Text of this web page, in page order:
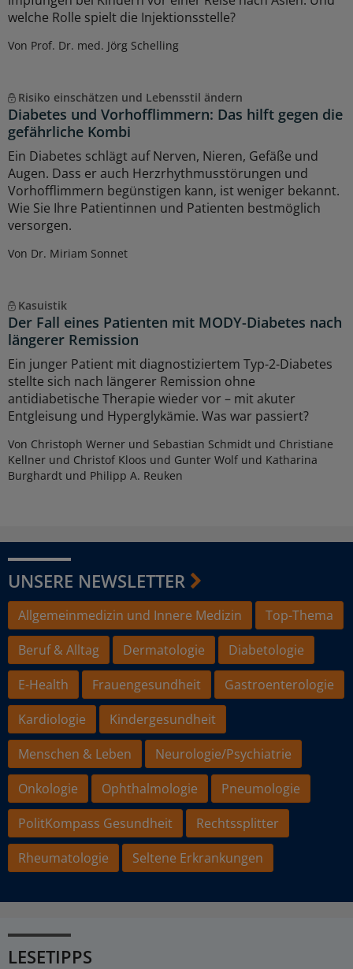
welche Rolle spielt die Injektionsstelle?
Von Prof. Dr. med. Jörg Schelling
Risiko einschätzen und Lebensstil ändern
Diabetes und Vorhofflimmern: Das hilft gegen die
gefährliche Kombi
Ein Diabetes schlägt auf Nerven, Nieren, Gefäße und
Augen. Dass er auch Herzrhythmusstörungen und
Vorhofflimmern begünstigen kann, ist weniger bekannt.
Wie Sie Ihre Patientinnen und Patienten bestmöglich
versorgen.
Von Dr. Miriam Sonnet
Kasuistik
Der Fall eines Patienten mit MODY-Diabetes nach
längerer Remission
Ein junger Patient mit diagnostiziertem Typ-2-Diabetes
stellte sich nach längerer Remission ohne
antidiabetische Therapie wieder vor – mit akuter
Entgleisung und Hyperglykämie. Was war passiert?
Von Christoph Werner und Sebastian Schmidt und Christiane
Kellner und Christof Kloos und Gunter Wolf und Katharina
Burghardt und Philipp A. Reuken
UNSERE NEWSLETTER
Allgemeinmedizin und Innere Medizin
Top-Thema
Beruf & Alltag
Dermatologie
Diabetologie
E-Health
Frauengesundheit
Gastroenterologie
Kardiologie
Kindergesundheit
Menschen & Leben
Neurologie/Psychiatrie
Onkologie
Ophthalmologie
Pneumologie
PolitKompass Gesundheit
Rechtssplitter
Rheumatologie
Seltene Erkrankungen
LESETIPPS